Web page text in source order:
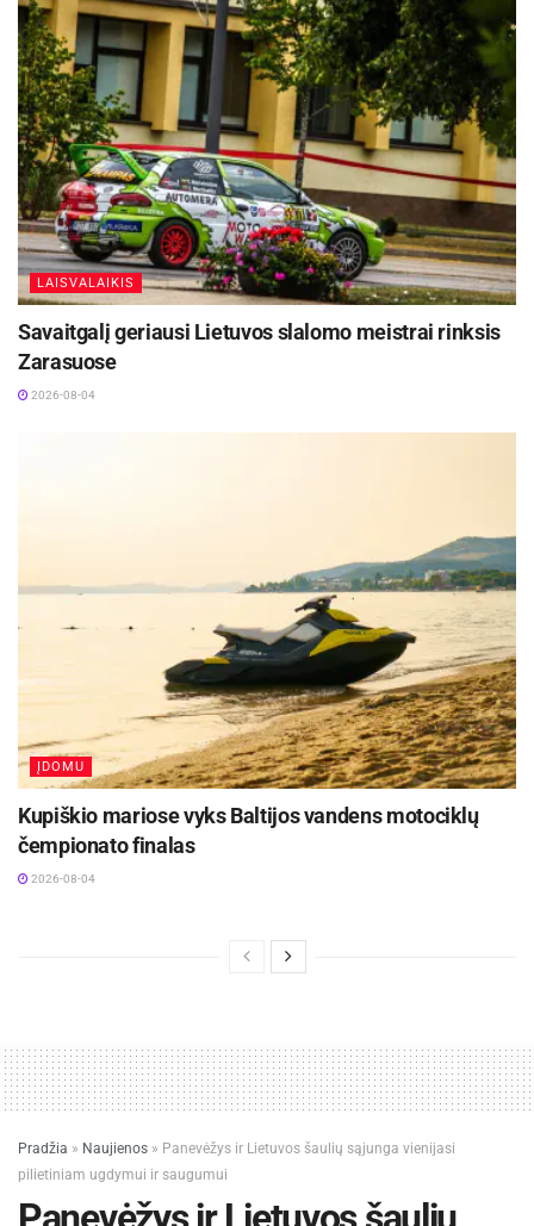
LAISVALAIKIS
Savaitgalį geriausi Lietuvos slalomo meistrai rinksis
Zarasuose
2026-08-04
ĮDOMU
Kupiškio mariose vyks Baltijos vandens motociklų
čempionato finalas
2026-08-04
Pradžia » Naujienos » Panevėžys ir Lietuvos šaulių sąjunga vienijasi
pilietiniam ugdymui ir saugumui